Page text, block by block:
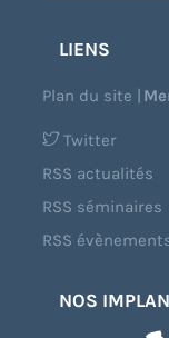
LIENS
Plan du site |
Twitter
RSS actualités
RSS séminaires
RSS
NOS